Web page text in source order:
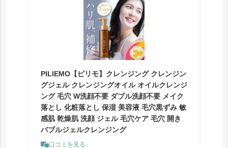
PILIEMO【ピリモ】クレンジング クレンジン
グジェル クレンジングオイル オイルクレンジ
ング 毛穴 W洗顔不要 ダブル洗顔不要 メイク
落とし 化粧落とし 保湿 美容液 毛穴黒ずみ 敏
感肌 乾燥肌 洗顔 ジェル 毛穴ケア 毛穴 開き
バブルジェルクレンジング
口コミを見る